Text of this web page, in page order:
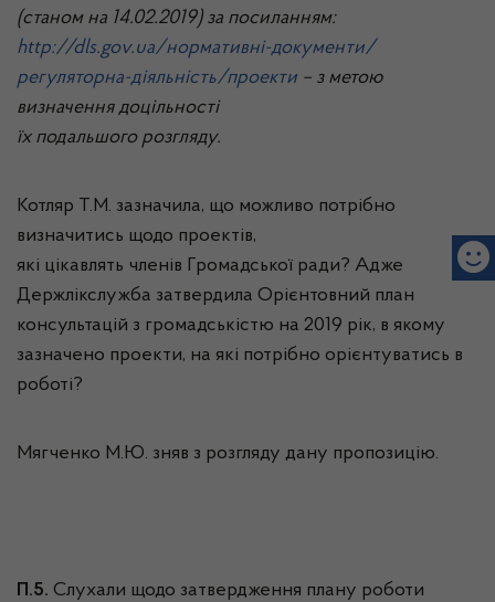
(станом на 14.02.2019) за посиланням:
http://dls.gov.ua/нормативні-документи/
регуляторна-діяльність/проекти – з метою
визначення доцільності
їх подальшого розгляду.
Котляр Т.М. зазначила, що можливо потрібно
визначитись щодо проектів,
які цікавлять членів Громадської ради? Адже
Держлікслужба затвердила Орієнтовний план
консультацій з громадськістю на 2019 рік, в якому
зазначено проекти, на які потрібно орієнтуватись в
роботі?
Мягченко М.Ю. зняв з розгляду дану пропозицію.
П.5. Слухали щодо затвердження плану роботи